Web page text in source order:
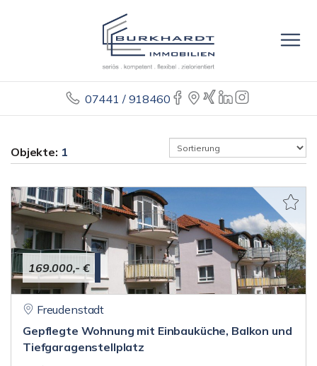
07441 / 918460
Objekte: 1
169.000,- €
Freudenstadt
Gepflegte Wohnung mit Einbauküche, Balkon und
Tiefgaragenstellplatz